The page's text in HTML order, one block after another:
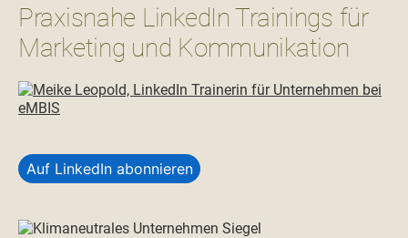
Praxisnahe LinkedIn Trainings für
Marketing und Kommunikation
Auf LinkedIn abonnieren